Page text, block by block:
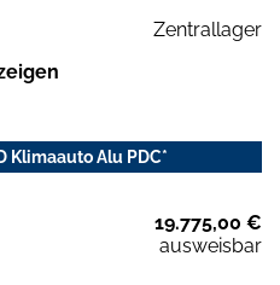
Zentrallager
Klimaauto Alu PDC*
19.775,00 €
ausweisbar